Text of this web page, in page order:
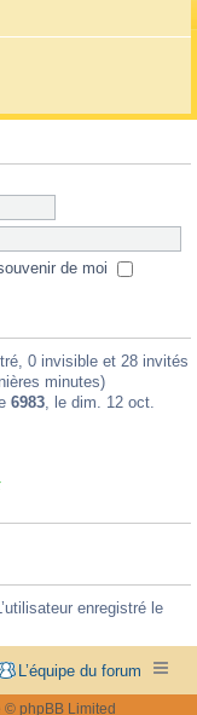
de moi
0 invisible et 28 invités
minutes)
6983, le dim. 12 oct.
enregistré le
L’équipe du forum
phpBB Limited